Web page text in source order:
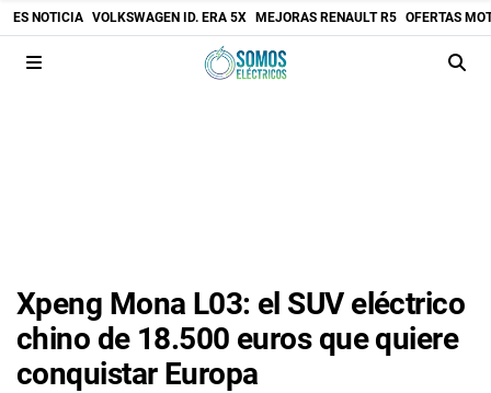
ES NOTICIA VOLKSWAGEN ID. ERA 5X MEJORAS RENAULT R5 OFERTAS
Xpeng Mona L03: el SUV eléctrico
chino de 18.500 euros que quiere
conquistar Europa